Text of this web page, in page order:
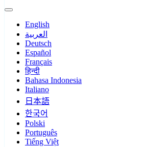
English
العربية
Deutsch
Español
Français
हिन्दी
Bahasa Indonesia
Italiano
日本語
한국어
Polski
Português
Tiếng Việt